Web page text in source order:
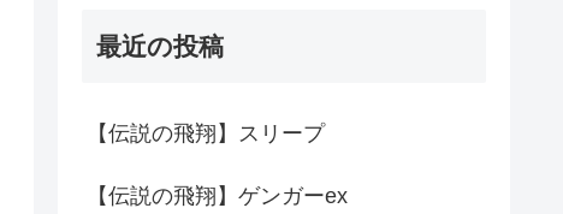
最近の投稿
【伝説の飛翔】スリープ
【伝説の飛翔】ゲンガーex